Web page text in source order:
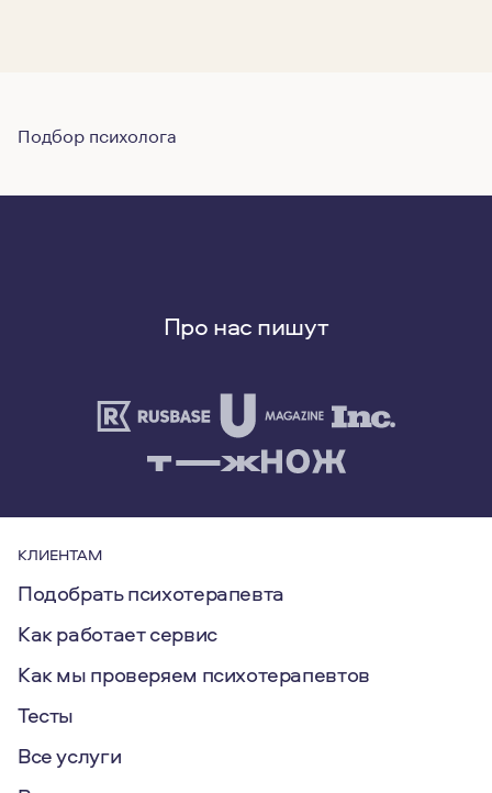
Подбор психолога
Про нас пишут
КЛИЕНТАМ
Подобрать психотерапевта
Как работает сервис
Как мы проверяем психотерапевтов
Тесты
Все услуги